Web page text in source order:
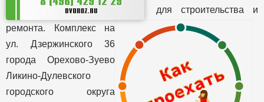
для строительства и
ремонта. Комплекс на
ул. Дзержинского 36
города Орехово-Зуево
Ликино-Дулевского
городского округа